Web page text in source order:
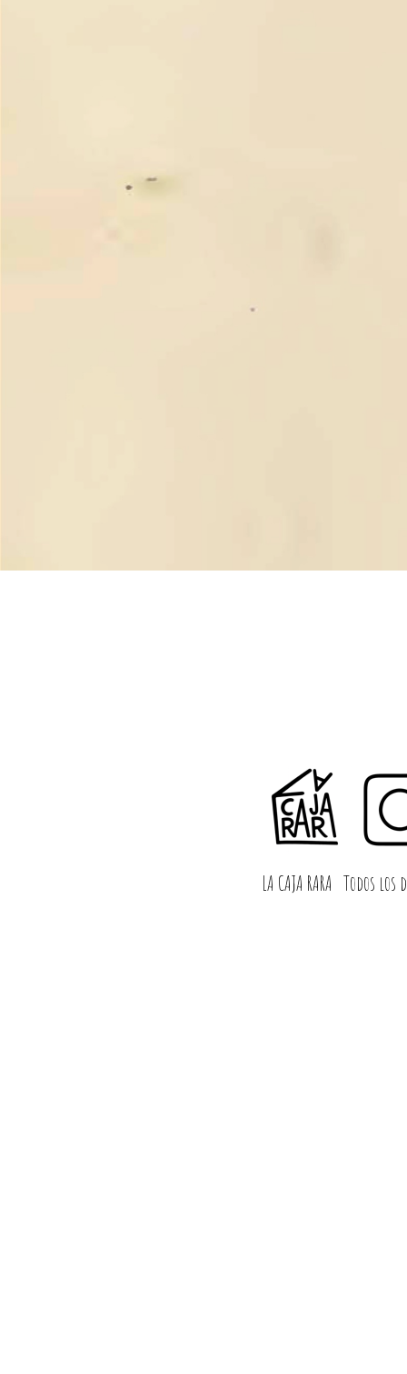
LA CAJA RARA Todos los